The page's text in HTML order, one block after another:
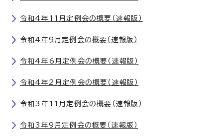
令和4年11月定例会の概要（速報版）
令和4年9月定例会の概要（速報版）
令和4年6月定例会の概要（速報版）
令和4年2月定例会の概要（速報版）
令和3年11月定例会の概要（速報版）
令和3年9月定例会の概要（速報版）